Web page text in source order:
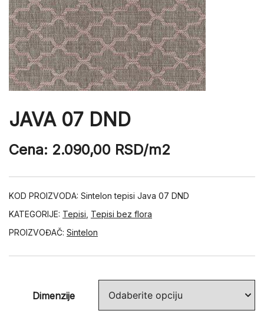
JAVA 07 DND
Cena: 2.090,00 RSD/m2
KOD PROIZVODA: Sintelon tepisi Java 07 DND
KATEGORIJE: Tepisi Tepisi bez flora
PROIZVOĐAČ: Sintelon
Dimenzije